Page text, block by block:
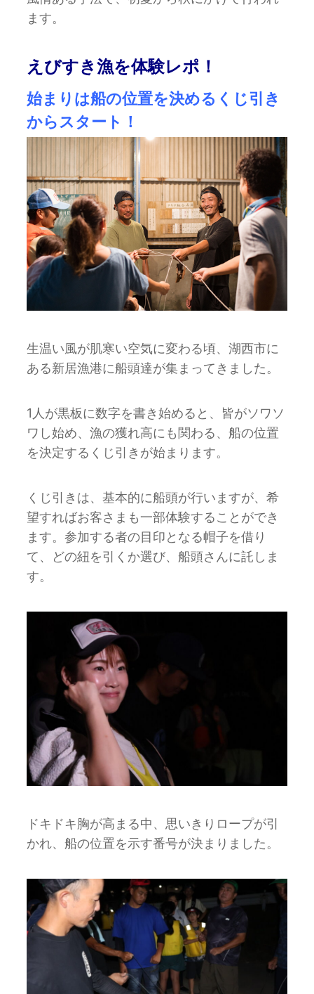
ます。
えびすき漁を体験レポ！
始まりは船の位置を決めるくじ引き
からスタート！
生温い風が肌寒い空気に変わる頃、湖西市に
ある新居漁港に船頭達が集まってきました。
1人が黒板に数字を書き始めると、皆がソワソ
ワし始め、漁の獲れ高にも関わる、船の位置
を決定するくじ引きが始まります。
くじ引きは、基本的に船頭が行いますが、希
望すればお客さまも一部体験することができ
ます。参加する者の目印となる帽子を借り
て、どの紐を引くか選び、船頭さんに託しま
す。
ドキドキ胸が高まる中、思いきりロープが引
かれ、船の位置を示す番号が決まりました。